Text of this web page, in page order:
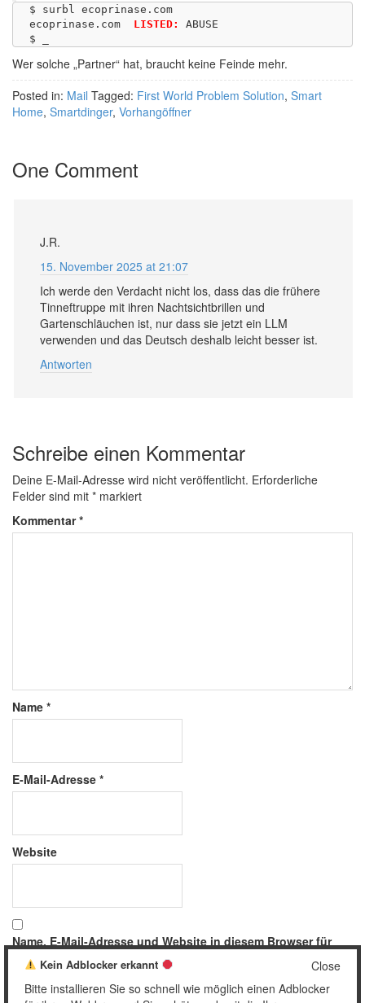
$ surbl ecoprinase.com
LISTED:
ABUSE
Wer solche „Partner“ hat, braucht keine Feinde mehr.
Posted in: Mail Tagged: First World Problem Solution, Smart
Home, Smartdinger, Vorhangöffner
One Comment
J.R.
15. November 2025 at 21:07
Ich werde den Verdacht nicht los, dass das die frühere
Tinneftruppe mit ihren Nachtsichtbrillen und
Gartenschläuchen ist, nur dass sie jetzt ein LLM
verwenden und das Deutsch deshalb leicht besser ist.
Antworten
Schreibe einen Kommentar
Deine E-Mail-Adresse wird nicht veröffentlicht. Erforderliche
Felder sind mit * markiert
Kommentar*
Name *
E-Mail-Adresse *
Website
Name, E-Mail-Adresse und Website in diesem Browser für
meinen nächsten Kommentar speichern.
Close
Kein Adblocker erkannt
Bitte installieren Sie so schnell wie möglich einen Adblocker